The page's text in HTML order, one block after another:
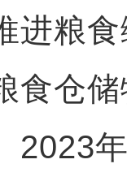
粮食
食仓
2023